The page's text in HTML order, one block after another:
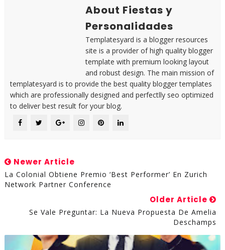
About Fiestas y
Personalidades
Templatesyard is a blogger resources
site is a provider of high quality blogger
template with premium looking layout
and robust design. The main mission of
templatesyard is to provide the best quality blogger templates
which are professionally designed and perfectlly seo optimized
to deliver best result for your blog.
Newer Article
La Colonial Obtiene Premio ‘Best Performer’ En Zurich
Network Partner Conference
Older Article
Se Vale Preguntar: La Nueva Propuesta De Amelia
Deschamps